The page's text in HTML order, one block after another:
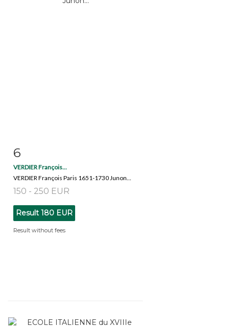
6
VERDIER François...
VERDIER François Paris 1651-1730 Junon...
150 - 250 EUR
Result 180 EUR
Result without fees